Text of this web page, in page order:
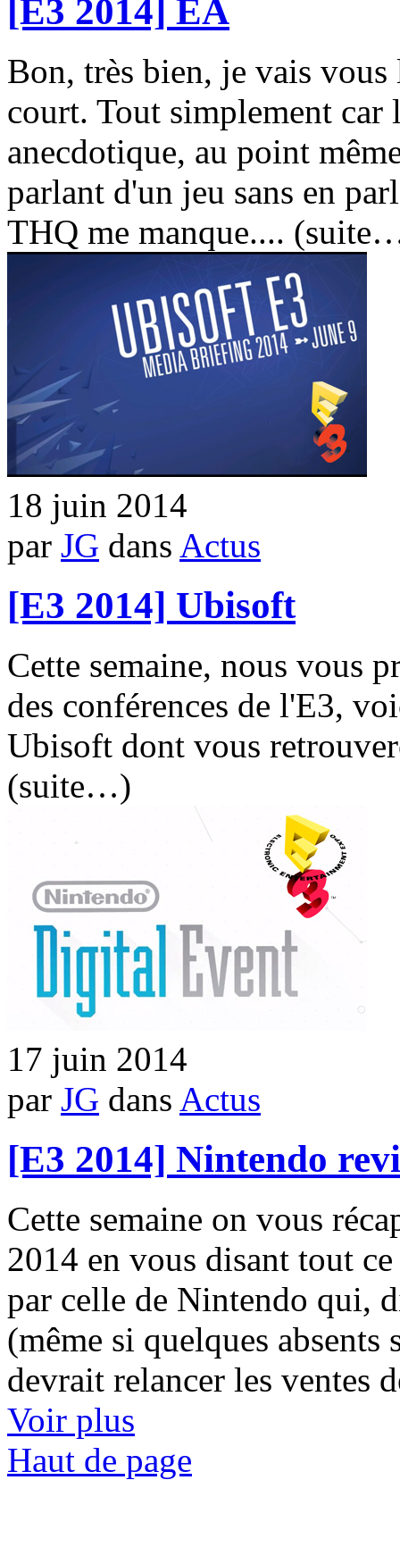
[E3 2014] EA
Bon, très bien, je vais
court. Tout simplement car
anecdotique, au point
parlant d'un jeu sans en
THQ me manque....
18 juin 2014
par JG dans Actus
[E3 2014] Ubisoft
Cette semaine, nous vous
des conférences de l'E3,
Ubisoft dont vous
(suite…)
17 juin 2014
par JG dans Actus
[E3 2014] Nintendo
Cette semaine on vous
2014 en vous disant tout
par celle de Nintendo qui,
(même si quelques
devrait relancer les
Voir plus
Haut de page